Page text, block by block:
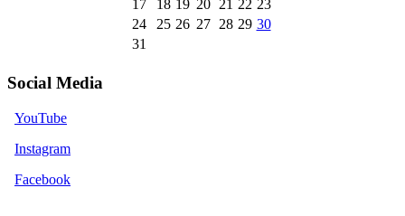
17
18 19 20 21 22 23
24
25 26 27 28 29 30
31
Social Media
YouTube
Instagram
Facebook